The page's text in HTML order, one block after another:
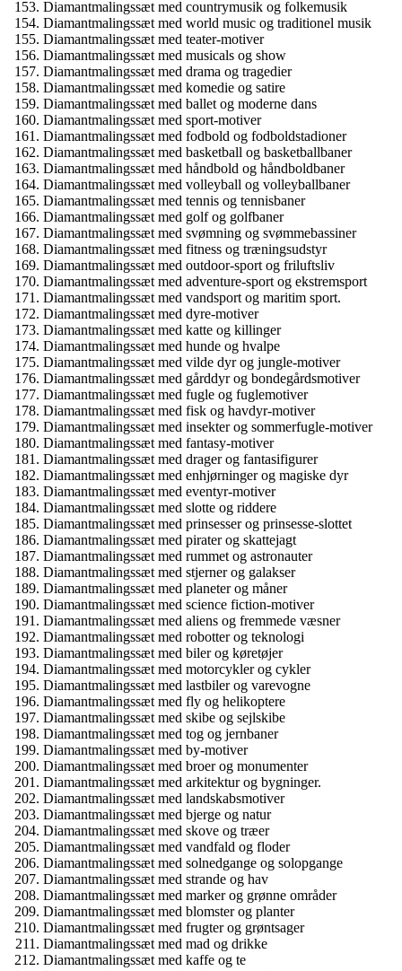
Diamantmalingssæt med countrymusik og folkemusik
Diamantmalingssæt med world music og traditionel musik
Diamantmalingssæt med teater-motiver
Diamantmalingssæt med musicals og show
Diamantmalingssæt med drama og tragedier
Diamantmalingssæt med komedie og satire
Diamantmalingssæt med ballet og moderne dans
Diamantmalingssæt med sport-motiver
Diamantmalingssæt med fodbold og fodboldstadioner
Diamantmalingssæt med basketball og basketballbaner
Diamantmalingssæt med håndbold og håndboldbaner
Diamantmalingssæt med volleyball og volleyballbaner
Diamantmalingssæt med tennis og tennisbaner
Diamantmalingssæt med golf og golfbaner
Diamantmalingssæt med svømning og svømmebassiner
Diamantmalingssæt med fitness og træningsudstyr
Diamantmalingssæt med outdoor-sport og friluftsliv
Diamantmalingssæt med adventure-sport og ekstremsport
Diamantmalingssæt med vandsport og maritim sport.
Diamantmalingssæt med dyre-motiver
Diamantmalingssæt med katte og killinger
Diamantmalingssæt med hunde og hvalpe
Diamantmalingssæt med vilde dyr og jungle-motiver
Diamantmalingssæt med gårddyr og bondegårdsmotiver
Diamantmalingssæt med fugle og fuglemotiver
Diamantmalingssæt med fisk og havdyr-motiver
Diamantmalingssæt med insekter og sommerfugle-motiver
Diamantmalingssæt med fantasy-motiver
Diamantmalingssæt med drager og fantasifigurer
Diamantmalingssæt med enhjørninger og magiske dyr
Diamantmalingssæt med eventyr-motiver
Diamantmalingssæt med slotte og riddere
Diamantmalingssæt med prinsesser og prinsesse-slottet
Diamantmalingssæt med pirater og skattejagt
Diamantmalingssæt med rummet og astronauter
Diamantmalingssæt med stjerner og galakser
Diamantmalingssæt med planeter og måner
Diamantmalingssæt med science fiction-motiver
Diamantmalingssæt med aliens og fremmede væsner
Diamantmalingssæt med robotter og teknologi
Diamantmalingssæt med biler og køretøjer
Diamantmalingssæt med motorcykler og cykler
Diamantmalingssæt med lastbiler og varevogne
Diamantmalingssæt med fly og helikoptere
Diamantmalingssæt med skibe og sejlskibe
Diamantmalingssæt med tog og jernbaner
Diamantmalingssæt med by-motiver
Diamantmalingssæt med broer og monumenter
Diamantmalingssæt med arkitektur og bygninger.
Diamantmalingssæt med landskabsmotiver
Diamantmalingssæt med bjerge og natur
Diamantmalingssæt med skove og træer
Diamantmalingssæt med vandfald og floder
Diamantmalingssæt med solnedgange og solopgange
Diamantmalingssæt med strande og hav
Diamantmalingssæt med marker og grønne områder
Diamantmalingssæt med blomster og planter
Diamantmalingssæt med frugter og grøntsager
Diamantmalingssæt med mad og drikke
Diamantmalingssæt med kaffe og te